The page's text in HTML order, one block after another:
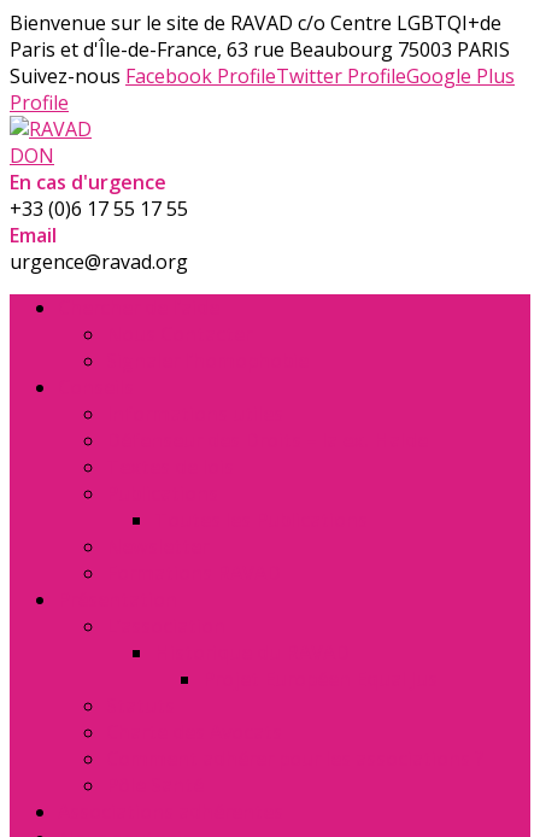
Bienvenue sur le site de RAVAD c/o Centre LGBTQI+de
Paris et d'Île-de-France, 63 rue Beaubourg 75003 PARIS
Suivez-nous Facebook ProfileTwitter ProfileGoogle Plus
Profile
DON
En cas d'urgence
+33 (0)6 17 55 17 55
Email
urgence@ravad.org